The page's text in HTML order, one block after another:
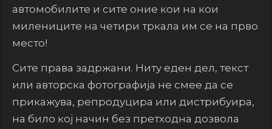
автомобилите и сите оние кои на кои
милениците на четири тркала им се на прво
место!
Сите права задржани. Ниту еден дел, текст
или авторска фотографија не смее да се
прикажува, репродуцира или дистрибуира,
на било кој начин без претходна дозвола